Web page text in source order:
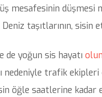
mesafesinin düşmesi
Deniz taşıtlarının,
de yoğun sis hayatı
trafik ekipleri
öğle saatlerine kadar